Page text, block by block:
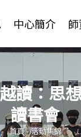
中心簡介
讀：思
讀書會
您在這裡
首頁-活動集錦